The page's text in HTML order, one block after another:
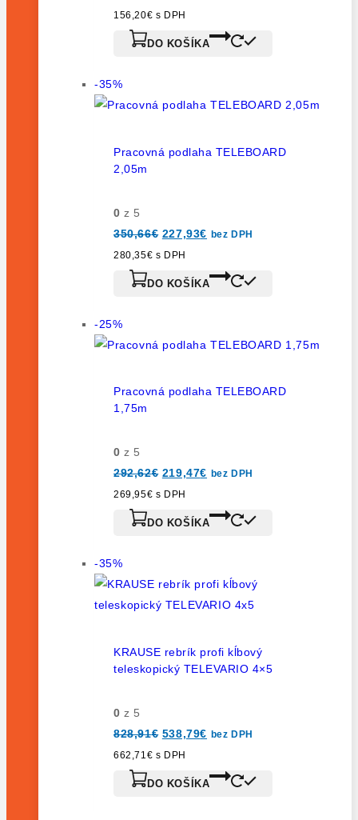
156,20€ s DPH
DO KOŠÍKA
-35%
Pracovná podlaha TELEBOARD
2,05m
0 z 5
350,66€ 227,93€ bez DPH
280,35€ s DPH
DO KOŠÍKA
-25%
Pracovná podlaha TELEBOARD
1,75m
0 z 5
292,62€ 219,47€
bez DPH
269,95€ s DPH
DO KOŠÍKA
-35%
KRAUSE rebrík profi kĺbový
teleskopický TELEVARIO 4×5
0 z 5
828,91€ 538,79€ bez DPH
662,71 € s DPH
DO KOŠÍKA